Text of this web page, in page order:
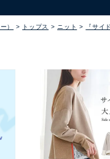
） トップス ニット 『サイ